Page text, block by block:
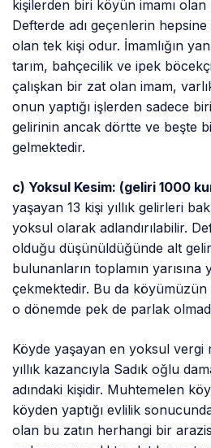
kişilerden biri köyün imamı olan
Defterde adı geçenlerin hepsine
olan tek kişi odur. İmamlığın
tarım, bahçecilik ve ipek
çalışkan bir zat olan imam,
onun yaptığı işlerden sadece
gelirinin ancak dörtte ve beşte
gelmektedir.
c) Yoksul Kesim: (geliri 1000
yaşayan 13 kişi yıllık gelirleri
yoksul olarak adlandırılabilir.
olduğu düşünüldüğünde alt
bulunanların toplamın yarısına
çekmektedir. Bu da
o dönemde pek de parlak
Köyde yaşayan en yoksul
yıllık kazancıyla Sadık oğlu
adındaki kişidir. Muhtemelen
köyden yaptığı evlilik
olan bu zatın herhangi bir